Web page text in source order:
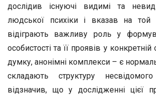
дослідив існуючі видимі та
людської психіки і вказав на
відіграють важливу роль у
особистості та її проявів у конкретній
думку, анонімні комплекси – є
складають структуру
відзначив, що у дослідженні цієї